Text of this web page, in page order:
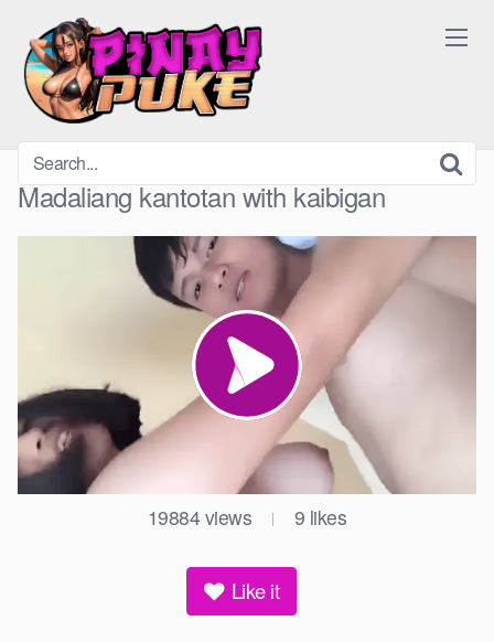
content
Madaliang kantotan with kaibigan
19884 views | 9 likes
Like it